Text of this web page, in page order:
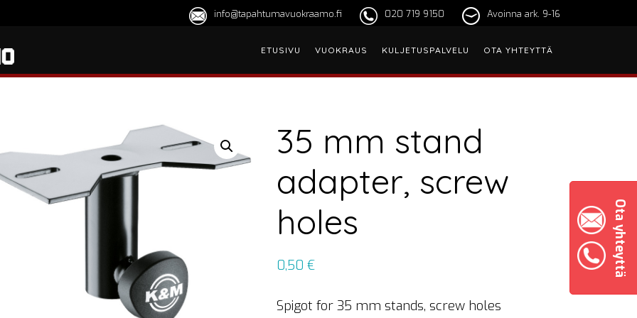
Ota yhteyttä
Avoinna ark. 9-16
020 719 9150
info@tapahtumavuokraamo.fi
ETUSIVU VUOKRAUS KULJETUSPALVELU OTA YHTEYTTÄ
35 mm stand
adapter, screw
holes
0,50 €
Spigot for 35 mm stands, screw holes